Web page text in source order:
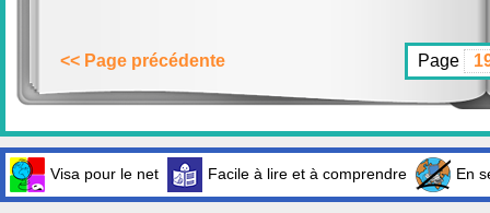
<< Page précédente Page
Visa pour le net Facile à lire et à comprendre En